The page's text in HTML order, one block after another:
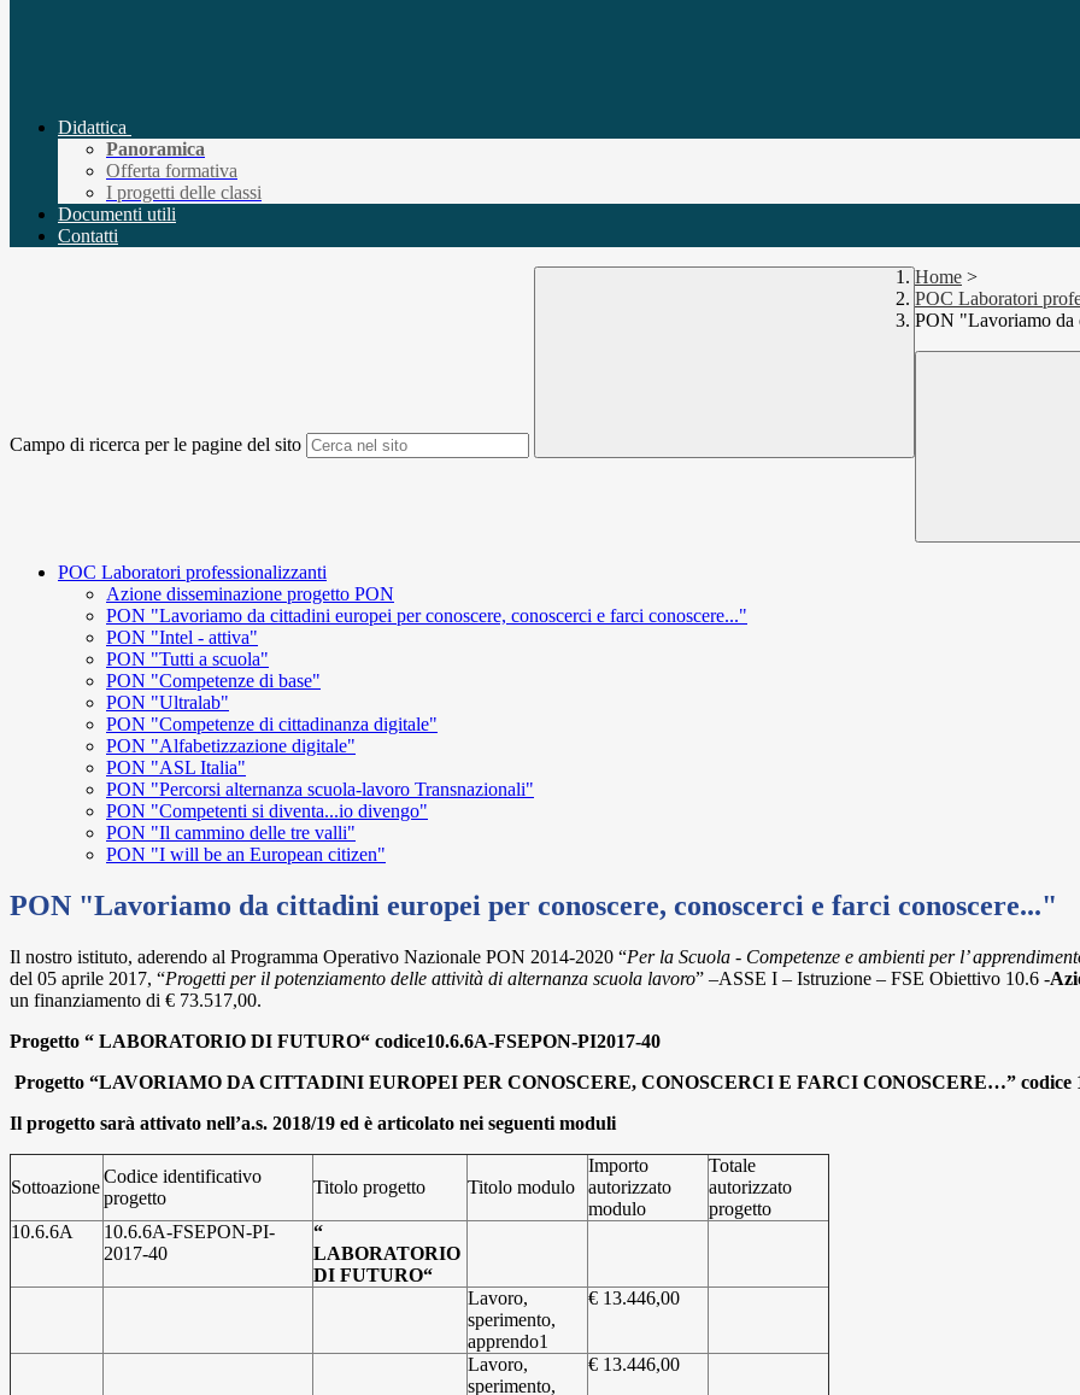
Didattica
Panoramica
Offerta formativa
I progetti delle classi
Documenti utili
Contatti
Campo di ricerca per le pagine del sito
Home >
POC Laboratori
PON "Lavoriamo da
POC Laboratori professionalizzanti
Azione disseminazione progetto PON
PON "Lavoriamo da cittadini europei per conoscere, conoscerci e farci conoscere..."
PON "Intel - attiva"
PON "Tutti a scuola"
PON "Competenze di base"
PON "Ultralab"
PON "Competenze di cittadinanza digitale"
PON "Alfabetizzazione digitale"
PON "ASL Italia"
PON "Percorsi alternanza scuola-lavoro Transnazionali"
PON "Competenti si diventa...io divengo"
PON "Il cammino delle tre valli"
PON "I will be an European citizen"
PON "Lavoriamo da cittadini europei per conoscere, conoscerci e farci conoscere..."
Il nostro istituto, aderendo al Programma Operativo Nazionale PON 2014-2020 “Per la Scuola - Competenze e ambienti per l’
del 05 aprile 2017, “Progetti per il potenziamento delle attività di alternanza scuola lavoro” –ASSE I – Istruzione – FSE Obiettivo 10.6 -
un finanziamento di € 73.517,00.
Progetto “ LABORATORIO DI FUTURO“ codice10.6.6A-FSEPON-PI2017-40
Progetto “LAVORIAMO DA CITTADINI EUROPEI PER CONOSCERE, CONOSCERCI E FARCI CONOSCERE…” codice
Il progetto sarà attivato nell’a.s. 2018/19 ed è articolato nei seguenti moduli
Sottoazione
Codice identificativo
progetto
Titolo progetto Titolo modulo
Importo
autorizzato
modulo
Totale
autorizzato
progetto
10.6.6A
10.6.6A-FSEPON-PI-
2017-40
“
LABORATORIO
DI FUTURO“
Lavoro,
sperimento,
apprendo1
€ 13.446,00
Lavoro,
sperimento,
€ 13.446,00